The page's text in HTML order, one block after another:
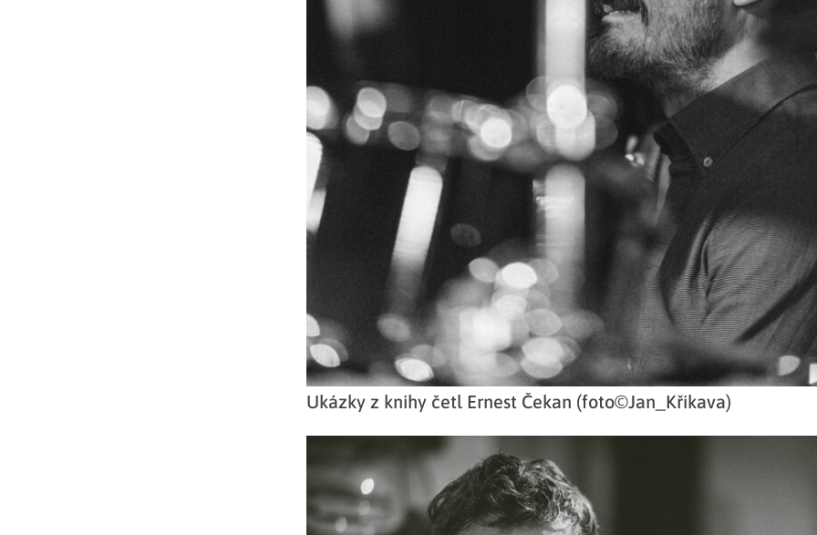
Ukázky z knihy četl Ernest Čekan (foto©Jan_Křikava)